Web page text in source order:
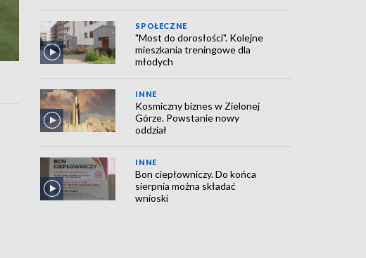
SPOŁECZNE
"Most do dorosłości". Kolejne
mieszkania treningowe dla
młodych
INNE
Kosmiczny biznes w Zielonej
Górze. Powstanie nowy
oddział
INNE
Bon ciepłowniczy. Do końca
sierpnia można składać
wnioski